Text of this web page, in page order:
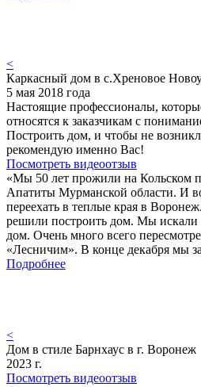
<
Каркасный дом в с.Хреновое
5 мая 2018 года
Настоящие профессионалы,
относятся к заказчикам с
Построить дом, и чтобы не
рекомендую именно Вас!
Посмотреть видеоотзыв
«Мы 50 лет прожили на Кольском
Апатиты Мурманской области. И
переехать в теплые края в
решили построить дом. Мы искали
дом. Очень много всего
«Лесничим». В конце декабря мы
Подробнее
<
Дом в стиле Барнхаус в г. Воронеж
2023 г.
Посмотреть видеоотзыв